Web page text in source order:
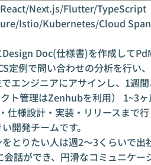
React/Next.js/Flutter/TypeScript
Istio/Kubernetes/Cloud
Doc(仕様書)を作成して
定例で問い合わせの分析を行い
エンジニアにアサインし、1週間
ト管理はZenhubを利用） 1~3
仕様設計・実装・リリースまで
開発チームです。
とりたい人は週2〜3くらいで出
話ができ、円滑なコミュニケー